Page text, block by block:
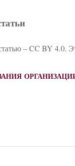
– CC BY 4.0.